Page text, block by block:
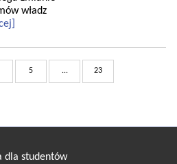
władz
5 ... 23
dla studentów